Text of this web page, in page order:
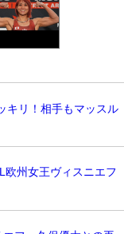
キリ！相手もマッスル
欧州女王ヴィスニエフ